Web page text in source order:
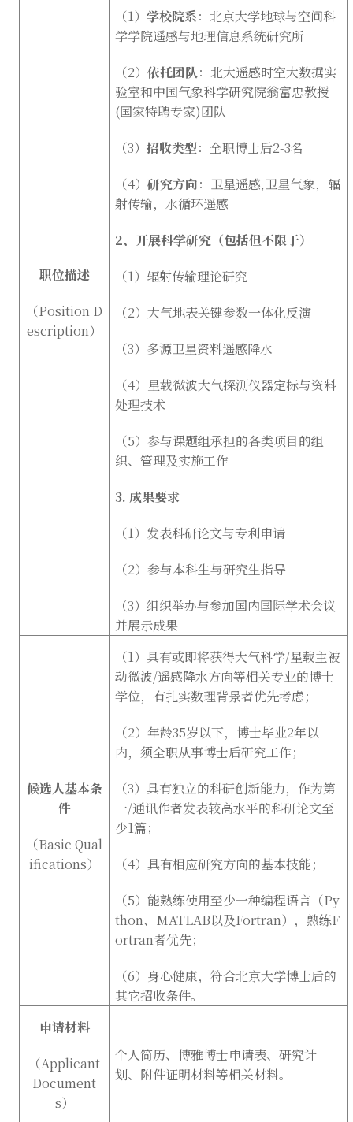
职位描述
（Position D
escription）
（1）学校院系：北京大学地球与空间科
学学院遥感与地理信息系统研究所
（2）依托团队：北大遥感时空大数据实
验室和中国气象科学研究院翁富忠教授
(国家特聘专家)团队
（3）招收类型：全职博士后2-3名
（4）研究方向：卫星遥感,卫星气象，辐
射传输，水循环遥感
2、开展科学研究（包括但不限于）
（1）辐射传输理论研究
（2）大气地表关键参数一体化反演
（3）多源卫星资料遥感降水
（4）星载微波大气探测仪器定标与资料
处理技术
（5）参与课题组承担的各类项目的组
织、管理及实施工作
3. 成果要求
（1）发表科研论文与专利申请
（2）参与本科生与研究生指导
（3）组织举办与参加国内国际学术会议
并展示成果
候选人基本条
件
（Basic Qual
ifications）
（1）具有或即将获得大气科学/星载主被
动微波/遥感降水方向等相关专业的博士
学位，有扎实数理背景者优先考虑；
（2）年龄35岁以下，博士毕业2年以
内，须全职从事博士后研究工作；
（3）具有独立的科研创新能力，作为第
一/通讯作者发表较高水平的科研论文至
少1篇；
（4）具有相应研究方向的基本技能；
（5）能熟练使用至少一种编程语言（Py
thon、 MATLAB以及Fortran），熟练F
ortran者优先；
（6）身心健康，符合北京大学博士后的
其它招收条件。
申请材料
（Applicant
Document
s）
个人简历、博雅博士申请表、研究计
划、附件证明材料等相关材料。